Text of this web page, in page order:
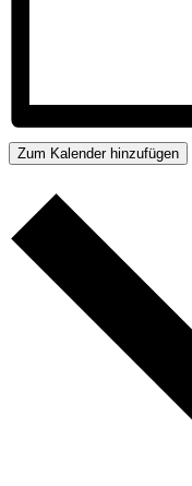
Zum Kalender hinzufügen